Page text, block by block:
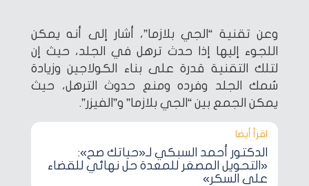
وعن تقنية “الجي بلازما”، أشار إلى أنه يمكن
اللجوء إليها إذا حدث ترهل في الجلد، حيث إن
لتلك التقنية قدرة على بناء الكولاجين وزيادة
سُمك الجلد وفرده ومنع حدوث الترهل، حيث
يمكن الجمع بين “الجي بلازما” و”الفيزر”.
اقرأ أيضا‎
الدكتور أحمد السبكي لـ«حياتك صح»:
«التحويل المصغر للمعدة حل نهائي للقضاء
على السكر»